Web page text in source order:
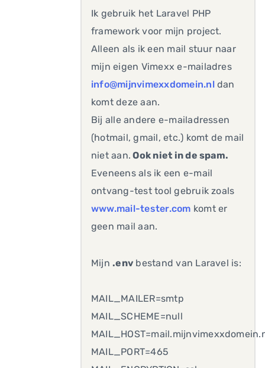
Ik gebruik het Laravel PHP
framework voor mijn project.
Alleen als ik een mail stuur naar
mijn eigen Vimexx e-mailadres
info@mijnvimexxdomein.nldan
komt deze aan.
Bij alle andere e-mailadressen
(hotmail, gmail, etc.) komt de mail
niet aan. Ook niet in de spam.
Eveneens als ik een e-mail
ontvang-test tool gebruik zoals
www.mail-tester.com komt er
geen mail aan.
Mijn.env bestand van Laravel is:
MAIL_MAILER=smtp
MAIL_SCHEME=null
MAIL_PORT=465